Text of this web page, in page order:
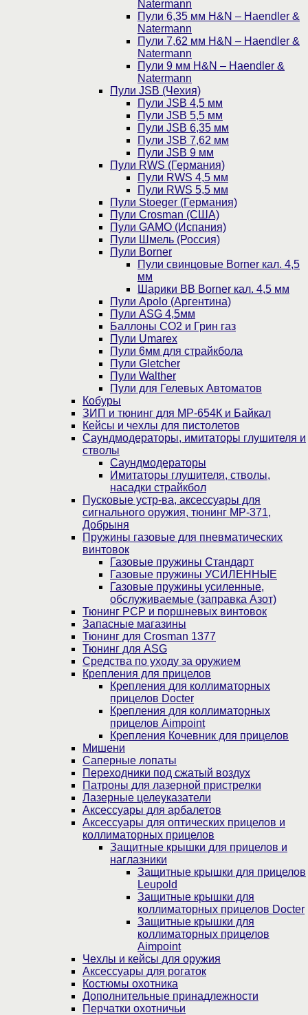
Natermann
Пули 6,35 мм H&N – Haendler &
Natermann
Пули 7,62 мм H&N – Haendler &
Natermann
Пули 9 мм H&N – Haendler &
Natermann
Пули JSB (Чехия)
Пули JSB 4,5 мм
Пули JSB 5,5 мм
Пули JSB 6,35 мм
Пули JSB 7,62 мм
Пули JSB 9 мм
Пули RWS (Германия)
Пули RWS 4,5 мм
Пули RWS 5,5 мм
Пули Stoeger (Германия)
Пули Crosman (США)
Пули GAMO (Испания)
Пули Шмель (Россия)
Пули Borner
Пули свинцовые Borner кал. 4,5
мм
Шарики BB Borner кал. 4,5 мм
Пули Apolo (Аргентина)
Пули ASG 4,5мм
Баллоны CO2 и Грин газ
Пули Umarex
Пули 6мм для страйкбола
Пули Gletcher
Пули Walther
Пули для Гелевых Автоматов
Кобуры
ЗИП и тюнинг для МР-654К и Байкал
Кейсы и чехлы для пистолетов
Саундмодераторы, имитаторы глушителя и
стволы
Саундмодераторы
Имитаторы глушителя, стволы,
насадки страйкбол
Пусковые устр-ва, аксессуары для
сигнального оружия, тюнинг МР-371,
Добрыня
Пружины газовые для пневматических
винтовок
Газовые пружины Стандарт
Газовые пружины УСИЛЕННЫЕ
Газовые пружины усиленные,
обслуживаемые (заправка Азот)
Тюнинг PCP и поршневых винтовок
Запасные магазины
Тюнинг для Crosman 1377
Тюнинг для ASG
Средства по уходу за оружием
Крепления для прицелов
Крепления для коллиматорных
прицелов Docter
Крепления для коллиматорных
прицелов Aimpoint
Крепления Кочевник для прицелов
Мишени
Саперные лопаты
Переходники под сжатый воздух
Патроны для лазерной пристрелки
Лазерные целеуказатели
Аксессуары для арбалетов
Аксессуары для оптических прицелов и
коллиматорных прицелов
Защитные крышки для прицелов и
наглазники
Защитные крышки для прицелов
Leupold
Защитные крышки для
коллиматорных прицелов Docter
Защитные крышки для
коллиматорных прицелов
Aimpoint
Чехлы и кейсы для оружия
Аксессуары для рогаток
Костюмы охотника
Дополнительные принадлежности
Перчатки охотничьи